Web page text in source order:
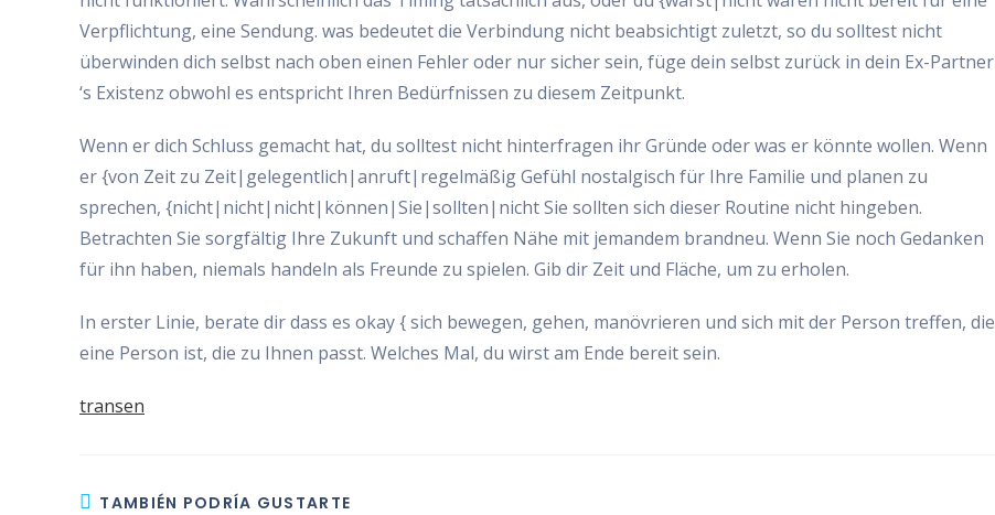
Verpflichtung, eine Sendung. was bedeutet die Verbindung nicht beabsichtigt zuletzt, so du solltest nicht
überwinden dich selbst nach oben einen Fehler oder nur sicher sein, füge dein selbst zurück in dein Ex-Partner
‘s Existenz obwohl es entspricht Ihren Bedürfnissen zu diesem Zeitpunkt.
Wenn er dich Schluss gemacht hat, du solltest nicht hinterfragen ihr Gründe oder was er könnte wollen. Wenn
er {von Zeit zu Zeit|gelegentlich|anruft|regelmäßig Gefühl nostalgisch für Ihre Familie und planen zu
sprechen, {nicht|nicht|nicht|können|Sie|sollten|nicht Sie sollten sich dieser Routine nicht hingeben.
Betrachten Sie sorgfältig Ihre Zukunft und schaffen Nähe mit jemandem brandneu. Wenn Sie noch Gedanken
für ihn haben, niemals handeln als Freunde zu spielen. Gib dir Zeit und Fläche, um zu erholen.
In erster Linie, berate dir dass es okay { sich bewegen, gehen, manövrieren und sich mit der Person treffen, die
eine Person ist, die zu Ihnen passt. Welches Mal, du wirst am Ende bereit sein.
transen
TAMBIÉN PODRÍA GUSTARTE